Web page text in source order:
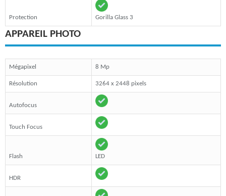
Protection Gorilla Glass 3
APPAREIL PHOTO
Mégapixel 8 Mp
Résolution 3264 x 2448 pixels
Autofocus
Touch Focus
Flash LED
HDR